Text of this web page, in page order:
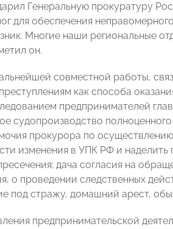
Генеральную прокуратуру
для обеспечения
Многие наши региональные
он.
совместной работы,
как способа
предпринимателей
судопроизводство
прокурора по
изменения в УПК РФ и наделить
дача согласия на
о проведении следственных
под стражу, домашний арест,
предпринимательской